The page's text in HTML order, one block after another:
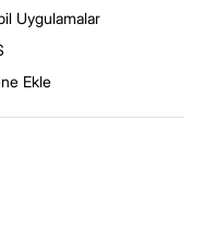
Uygulamalar
Ekle